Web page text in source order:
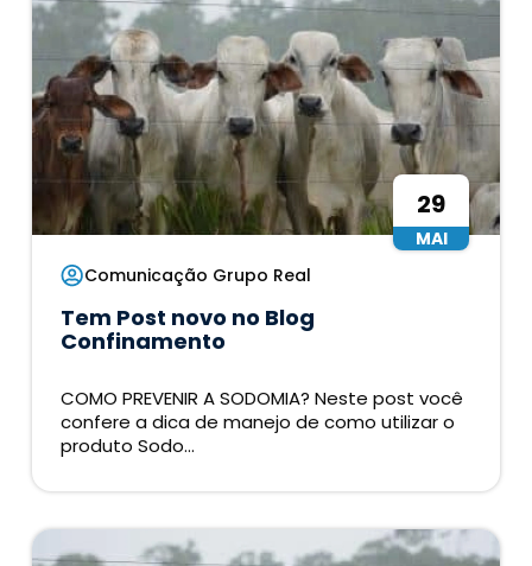
29
MAI
Comunicação Grupo Real
Tem Post novo no Blog
Confinamento
COMO PREVENIR A SODOMIA? Neste post você
confere a dica de manejo de como utilizar o
produto Sodo...